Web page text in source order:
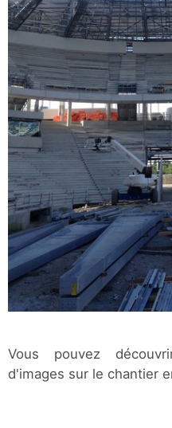
Vous pouvez
d'images sur le chantier